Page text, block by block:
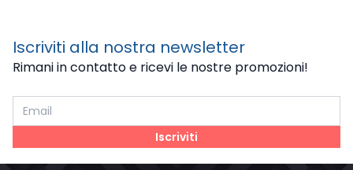
Iscriviti alla nostra newsletter
Rimani in contatto e ricevi le nostre promozioni!
Iscriviti